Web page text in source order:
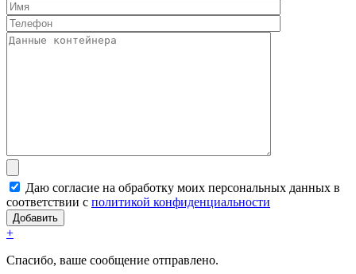
Даю согласие на обработку моих персональных данных в
соответствии с политикой конфиденциальности
+
Спасибо, ваше сообщение отправлено.